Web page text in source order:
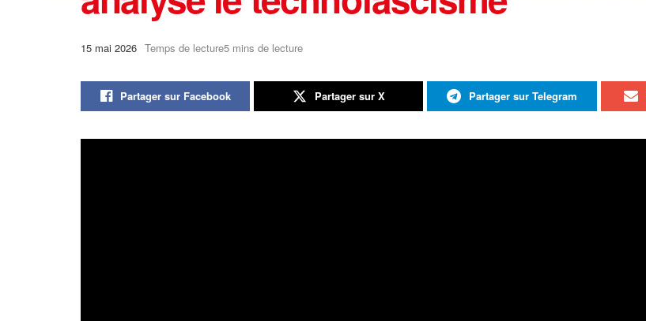
15 mai 2026 Temps de lecture5 mins de lecture
Partager sur Facebook Partager sur X Partager sur Telegram